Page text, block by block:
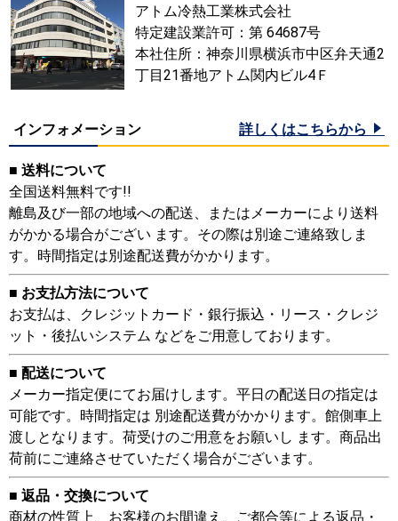
アトム冷熱工業株式会社
特定建設業許可：第 64687号
本社住所：神奈川県横浜市中区弁天通2
丁目21番地アトム関内ビル4Ｆ
インフォメーション 詳しくはこちらから
■ 送料について
全国送料無料です!!
離島及び一部の地域への配送、またはメーカーにより送料
がかかる場合がござい ます。その際は別途ご連絡致しま
す。時間指定は別途配送費がかかります。
■ お支払方法について
お支払は、クレジットカード・銀行振込・リース・クレジ
ット・後払いシステム などをご用意しております。
■ 配送について
メーカー指定便にてお届けします。平日の配送日の指定は
可能です。時間指定は 別途配送費がかかります。館側車上
渡しとなります。荷受けのご用意をお願いし ます。商品出
荷前にご連絡させていただく場合がございます。
■ 返品・交換について
商材の性質上、お客様のお間違え、ご都合等による返品・